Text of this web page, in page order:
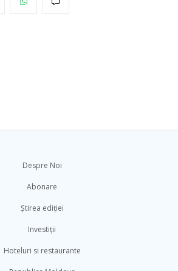
Despre Noi
Abonare
Știrea ediției
Investiții
Hoteluri si restaurante